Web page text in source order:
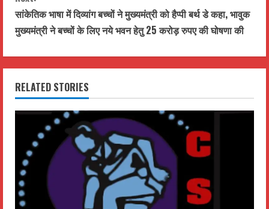
n
t
i
n
u
R
e
सांकेतिक भाषा में दिव्यांग बच्चों ने मुख्यमंत्री को हैप्पी बर्थ डे कहा, भावुक
मुख्यमंत्री ने बच्चों के लिए नये भवन हेतु 25 करोड़ रुपए की घोषणा की
RELATED STORIES